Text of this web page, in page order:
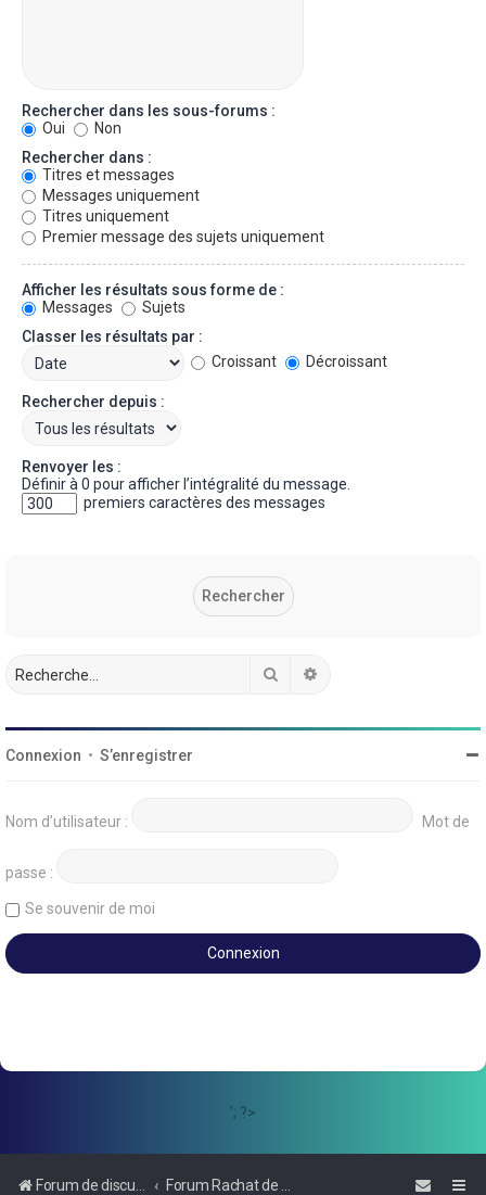
Rechercher dans les sous-forums :
Oui
Non
Rechercher dans :
Titres et messages
Messages uniquement
Titres uniquement
Premier message des sujets uniquement
Afficher les résultats sous forme de :
Messages
Sujets
Classer les résultats par :
Croissant
Décroissant
Rechercher depuis :
Renvoyer les :
Définir à 0 pour afficher l’intégralité du message.
premiers caractères des messages
Rechercher
Connexion • S’enregistrer
Nom d’utilisateur : Mot de
passe :
Se souvenir de moi
'; ?>
Forum de discussions sur le Regroupement de Crédits et le Rachat de Crédits